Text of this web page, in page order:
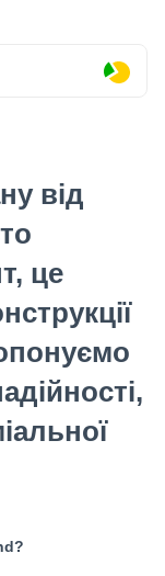
від
це